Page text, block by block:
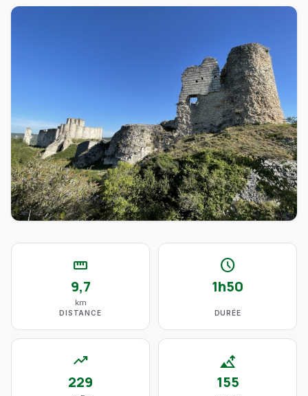
straighten
9,7
km
DISTANCE
schedule
1h50
DURÉE
trending_up
229
altitude
155